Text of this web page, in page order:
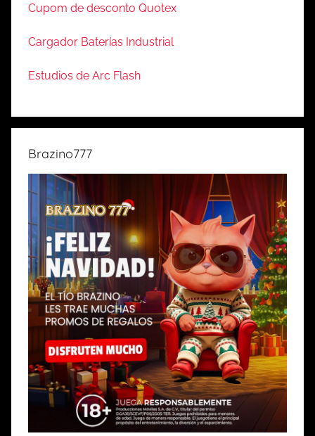
Cupom de desconto Quotex
Cargador Baterías Industrial
Estudios de Arc Flash
Brazino777